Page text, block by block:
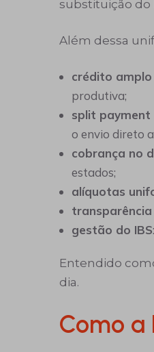
substituição do
Além dessa
crédito
produtiva;
split payment
o envio direto
cobrança no
estados;
alíquotas
gestão do IBS
Entendido
dia.
Como a